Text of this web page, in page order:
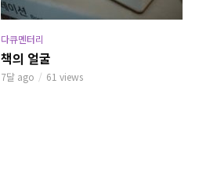
다큐멘터리
책의 얼굴
7달 ago 61 views